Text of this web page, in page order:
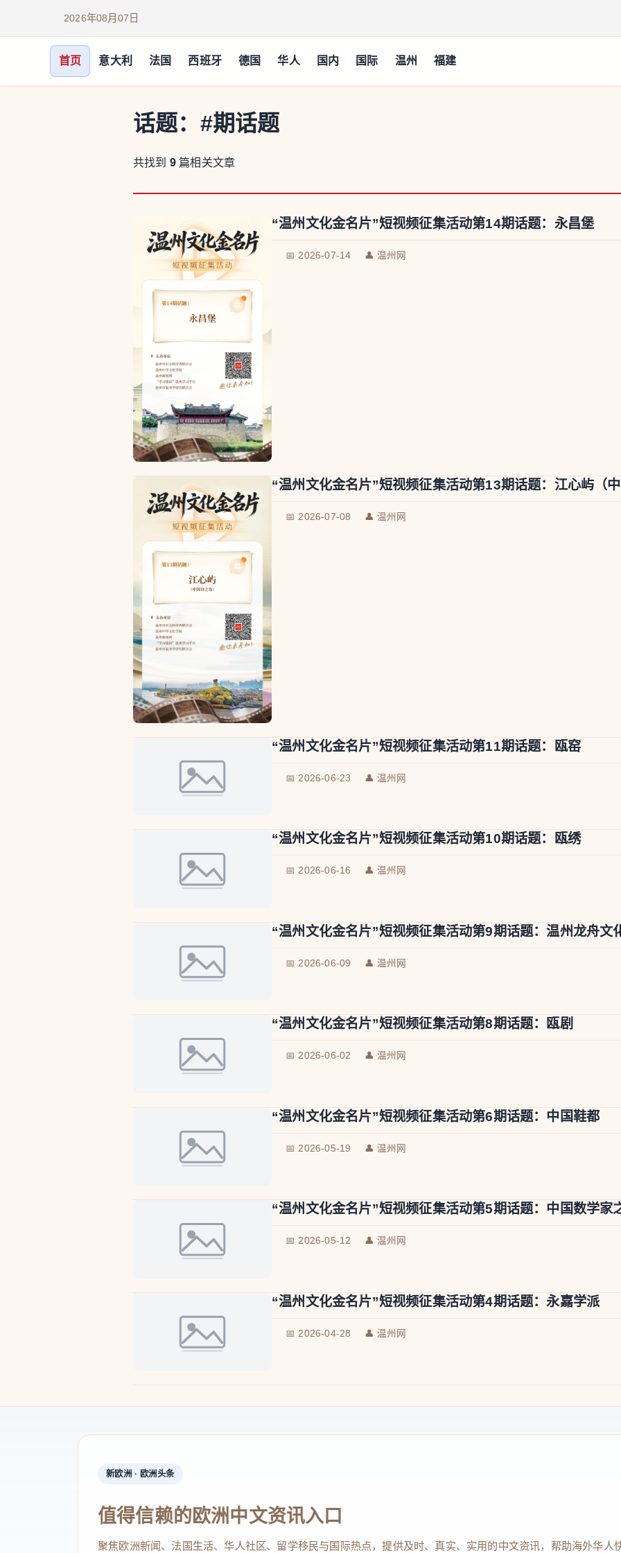
2026年08月07日
首页 意大利 法国 西班牙 德国 华人 国内 国际 温州 福建
话题： #期话题
共找到 9 篇相关文章
“温州文化金名片”短视频征集活动第14期话题：永昌堡
📅 2026-07-14 👤 温州网
“温州文化金名片”短视频征集活动第13期话题：江心屿（
📅 2026-07-08 👤 温州网
“温州文化金名片”短视频征集活动第11期话题：瓯窑
📅 2026-06-23 👤 温州网
“温州文化金名片”短视频征集活动第10期话题：瓯绣
📅 2026-06-16 👤 温州网
“温州文化金名片”短视频征集活动第9期话题：温州龙舟文
📅 2026-06-09 👤 温州网
“温州文化金名片”短视频征集活动第8期话题：瓯剧
📅 2026-06-02 👤 温州网
“温州文化金名片”短视频征集活动第6期话题：中国鞋都
📅 2026-05-19 👤 温州网
“温州文化金名片”短视频征集活动第5期话题：中国数学家
📅 2026-05-12 👤 温州网
“温州文化金名片”短视频征集活动第4期话题：永嘉学派
📅 2026-04-28 👤 温州网
新欧洲 · 欧洲头条
值得信赖的欧洲中文资讯入口
聚焦欧洲新闻、法国生活、华人社区、留学移民与国际热点，提供及时、真实、实用的中文资讯，帮助海外华人